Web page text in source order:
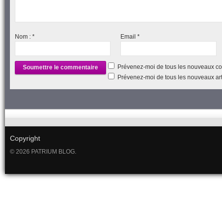
Nom : * Email*
Prévenez-moi de tous les nouveaux
Prévenez-moi de tous les nouveaux
Copyright
© 2026 PATRIUM BLOG.